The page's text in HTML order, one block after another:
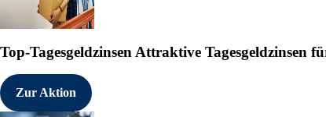
Top-Tagesgeldzinsen Attraktive Tagesgeldzinsen
Zur Aktion